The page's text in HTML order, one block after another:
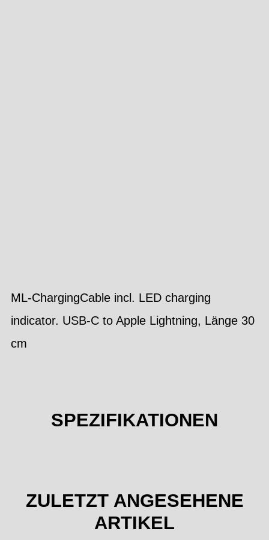
ML-ChargingCable incl. LED charging
indicator. USB-C to Apple Lightning, Länge 30
cm
SPEZIFIKATIONEN
ZULETZT ANGESEHENE
ARTIKEL